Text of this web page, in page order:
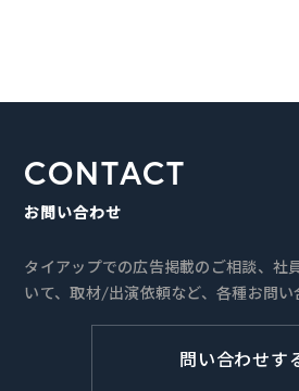
CONTACT
お問い合わせ
タイアップでの広告掲載のご相談、社
いて、取材/出演依頼など、各種お問い
問い合わせす